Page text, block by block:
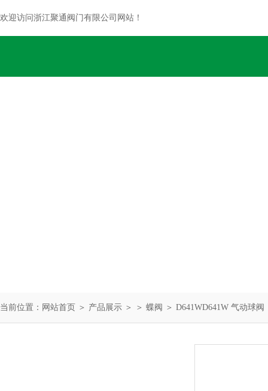
欢迎访问浙江聚通阀门有限公司网站！
当前位置： 网站首页 ＞ 产品展示 ＞ ＞ 蝶阀 ＞ D641WD641W 气动球阀